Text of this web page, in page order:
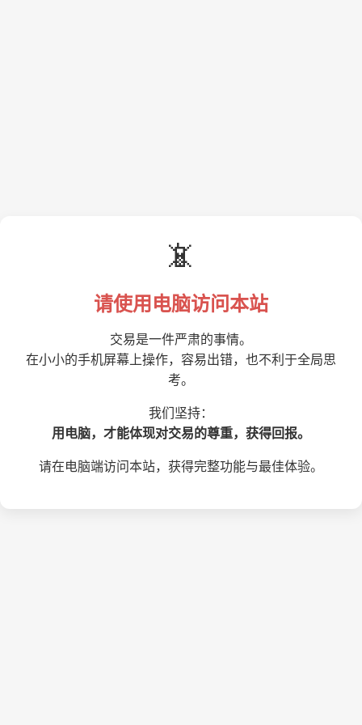
📵
请使用电脑访问本站
交易是一件严肃的事情。
在小小的手机屏幕上操作，容易出错，也不利于全局思
考。
我们坚持：
用电脑，才能体现对交易的尊重，获得回报。
请在电脑端访问本站，获得完整功能与最佳体验。